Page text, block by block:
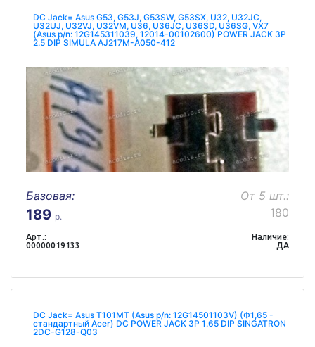
DC Jack= Asus G53, G53J, G53SW, G53SX, U32, U32JC,
U32UJ, U32VJ, U32VM, U36, U36JC, U36SD, U36SG, VX7
(Asus p/n: 12G145311039, 12014-00102600) POWER JACK 3P
2.5 DIP SIMULA AJ217M-A050-412
Базовая:
189 р.
От 5 шт.:
180
Арт.:
00000019133
Наличие:
ДА
DC Jack= Asus T101MT (Asus p/n: 12G14501103V) (Ф1,65 -
стандартный Acer) DC POWER JACK 3P 1.65 DIP SINGATRON
2DC-G128-Q03